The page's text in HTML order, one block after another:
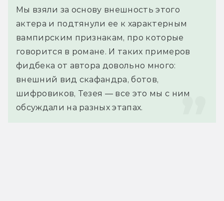
Мы взяли за основу внешность этого
актера и подтянули ее к характерным
вампирским признакам, про которые
говорится в романе. И таких примеров
фидбека от автора довольно много:
внешний вид скафандра, ботов,
шифровиков, Тезея — все это мы с ним
обсуждали на разных этапах.